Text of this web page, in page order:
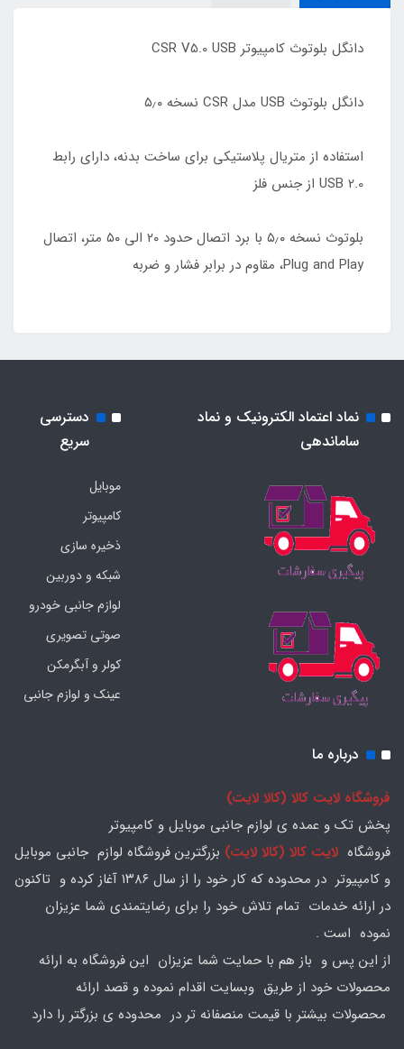
دانگل بلوتوث کامپیوتر CSR V5.0 USB
دانگل بلوتوث USB مدل CSR نسخه ۵٫۰
استفاده از متریال پلاستیکی برای ساخت بدنه، دارای رابط
USB 2.0 از جنس فلز
بلوتوث نسخه ۵٫۰ با برد اتصال حدود ۲۰ الی ۵۰ متر، اتصال
Plug and Play، مقاوم در برابر فشار و ضربه
نماد اعتماد الکترونیک و نماد
ساماندهی
دسترسی
سریع
موبایل
کامپیوتر
ذخیره سازی
شبکه و دوربین
لوازم جانبی خودرو
صوتی تصویری
کولر و آبگرمکن
عینک و لوازم جانبی
درباره ما
فروشگاه لایت کالا (کالا لایت)
پخش تک و عمده ی لوازم جانبی موبایل و کامپیوتر
فروشگاه لایت کالا (کالا لایت) بزرگترین فروشگاه لوازم جانبی موبایل
و کامپیوتر در محدوده که کار خود را از سال ۱۳۸۶ آغاز کرده و تاکنون
در ارائه خدمات تمام تلاش خود را برای رضایتمندی شما عزیزان
نموده است .
از این پس و باز هم با حمایت شما عزیزان این فروشگاه به ارائه
محصولات خود از طریق وبسایت اقدام نموده و قصد ارائه
محصولات بیشتر با قیمت منصفانه تر در محدوده ی بزرگتر را دارد